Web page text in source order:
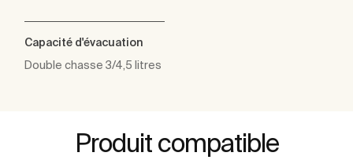
Capacité d'évacuation
Double chasse 3/4,5 litres
Produit compatible